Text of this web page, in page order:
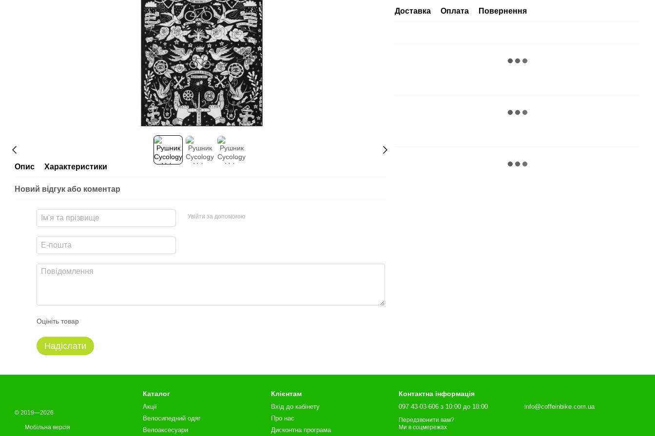
Опис Характеристики
Новий відгук або коментар
Увійти за допомогою
Оцініть товар
Надіслати
Доставка Оплата Повернення
© 2019—2026
Мобільна версія
Каталог
Акції
Велосипедний одяг
Велоаксесуари
Клієнтам
Вхід до кабінету
Про нас
Дисконтна програма
Контактна інформація
097 43-03-606 з 10:00 до 18:00
Передзвонити вам?
info@coffeinbike.com.ua
Ми в соцмережах